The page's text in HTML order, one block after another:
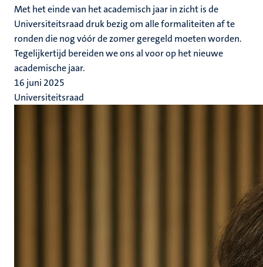
Met het einde van het academisch jaar in zicht is de
Universiteitsraad druk bezig om alle formaliteiten af te
ronden die nog vóór de zomer geregeld moeten worden.
Tegelijkertijd bereiden we ons al voor op het nieuwe
academische jaar.
16 juni 2025
Universiteitsraad